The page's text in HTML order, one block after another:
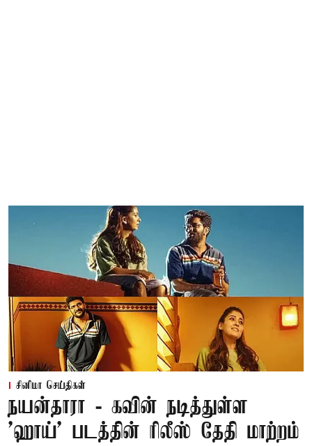
சினிமா செய்திகள்
நயன்தாரா - கவின் நடித்துள்ள
'ஹாய்' படத்தின் ரிலீஸ் தேதி மாற்றம்